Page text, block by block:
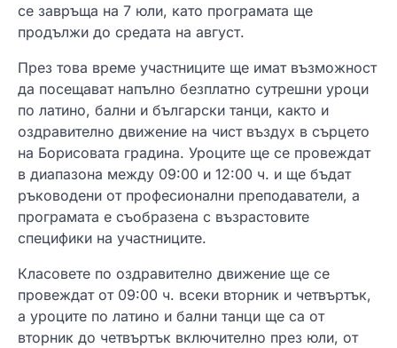
се завръща на 7 юли, като програмата ще
продължи до средата на август.
През това време участниците ще имат възможност
да посещават напълно безплатно сутрешни уроци
по латино, бални и български танци, както и
оздравително движение на чист въздух в сърцето
на Борисовата градина. Уроците ще се провеждат
в диапазона между 09:00 и 12:00 ч. и ще бъдат
ръководени от професионални преподаватели, а
програмата е съобразена с възрастовите
специфики на участниците.
Класовете по оздравително движение ще се
провеждат от 09:00 ч. всеки вторник и четвъртък,
а уроците по латино и бални танци ще са от
вторник до четвъртък включително през юли, от